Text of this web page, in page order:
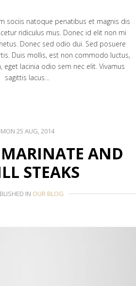
sociis natoque penatibus et magnis dis
ridiculus mus. Donec id elit non mi
Donec sed odio dui. Sed posuere
Duis mollis, est non commodo luctus,
eget lacinia odio sem nec elit. Vivamus
sagittis lacus…
MON 25 AUG, 2014
AND
STEAKS
IN OUR BLOG